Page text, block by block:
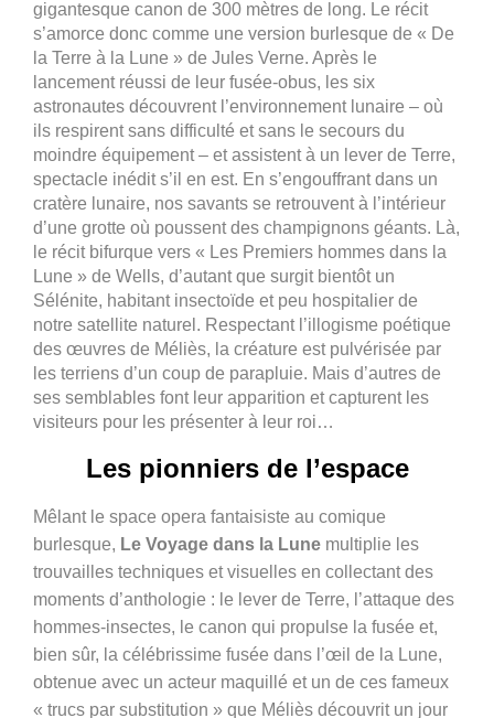
gigantesque canon de 300 mètres de long. Le récit
s’amorce donc comme une version burlesque de « De
la Terre à la Lune » de Jules Verne. Après le
lancement réussi de leur fusée-obus, les six
astronautes découvrent l’environnement lunaire – où
ils respirent sans difficulté et sans le secours du
moindre équipement – et assistent à un lever de Terre,
spectacle inédit s’il en est. En s’engouffrant dans un
cratère lunaire, nos savants se retrouvent à l’intérieur
d’une grotte où poussent des champignons géants. Là,
le récit bifurque vers « Les Premiers hommes dans la
Lune » de Wells, d’autant que surgit bientôt un
Sélénite, habitant insectoïde et peu hospitalier de
notre satellite naturel. Respectant l’illogisme poétique
des œuvres de Méliès, la créature est pulvérisée par
les terriens d’un coup de parapluie. Mais d’autres de
ses semblables font leur apparition et capturent les
visiteurs pour les présenter à leur roi…
Les pionniers de l’espace
Mêlant le space opera fantaisiste au comique
burlesque, Le Voyage dans la Lune multiplie les
trouvailles techniques et visuelles en collectant des
moments d’anthologie : le lever de Terre, l’attaque des
hommes-insectes, le canon qui propulse la fusée et,
bien sûr, la célébrissime fusée dans l’œil de la Lune,
obtenue avec un acteur maquillé et un de ces fameux
« trucs par substitution » que Méliès découvrit un jour